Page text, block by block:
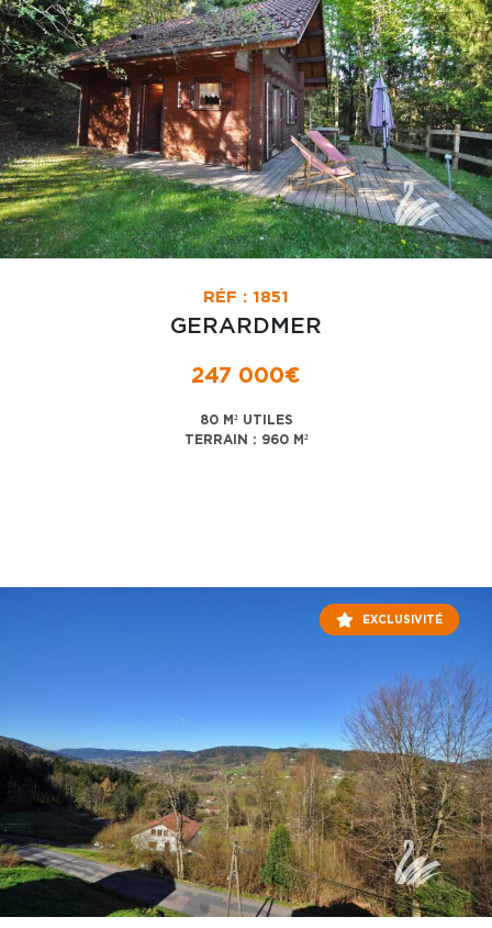
RÉF : 1851
GERARDMER
247 000€
80 M² UTILES
TERRAIN : 960 M²
EXCLUSIVITÉ